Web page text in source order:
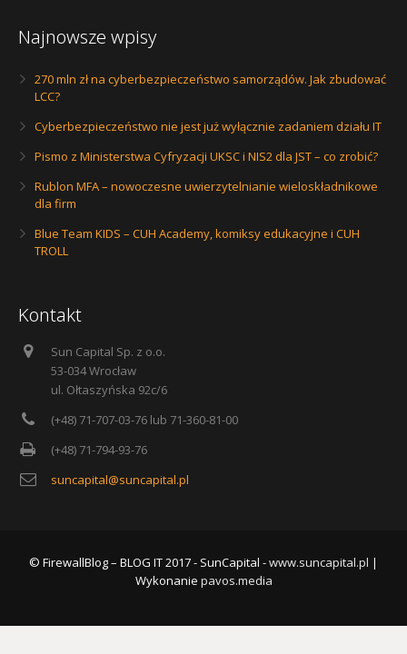
Najnowsze wpisy
270 mln zł na cyberbezpieczeństwo samorządów. Jak zbudować
LCC?
Cyberbezpieczeństwo nie jest już wyłącznie zadaniem działu IT
Pismo z Ministerstwa Cyfryzacji UKSC i NIS2 dla JST – co zrobić?
Rublon MFA – nowoczesne uwierzytelnianie wieloskładnikowe
dla firm
Blue Team KIDS – CUH Academy, komiksy edukacyjne i CUH
TROLL
Kontakt
Sun Capital Sp. z o.o.
53-034 Wrocław
ul. Ołtaszyńska 92c/6
(+48) 71-707-03-76 lub 71-360-81-00
(+48) 71-794-93-76
suncapital@suncapital.pl
© FirewallBlog – BLOG IT 2017 - SunCapital -www.suncapital.pl |
Wykonanie pavos.media